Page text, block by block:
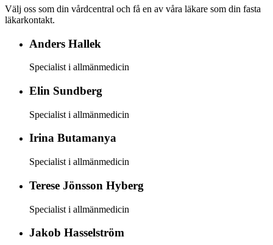
Välj oss som din vårdcentral och få en av våra läkare som din fasta
läkarkontakt.
Anders Hallek
Specialist i allmänmedicin
Elin Sundberg
Specialist i allmänmedicin
Irina Butamanya
Specialist i allmänmedicin
Terese Jönsson Hyberg
Specialist i allmänmedicin
Jakob Hasselström